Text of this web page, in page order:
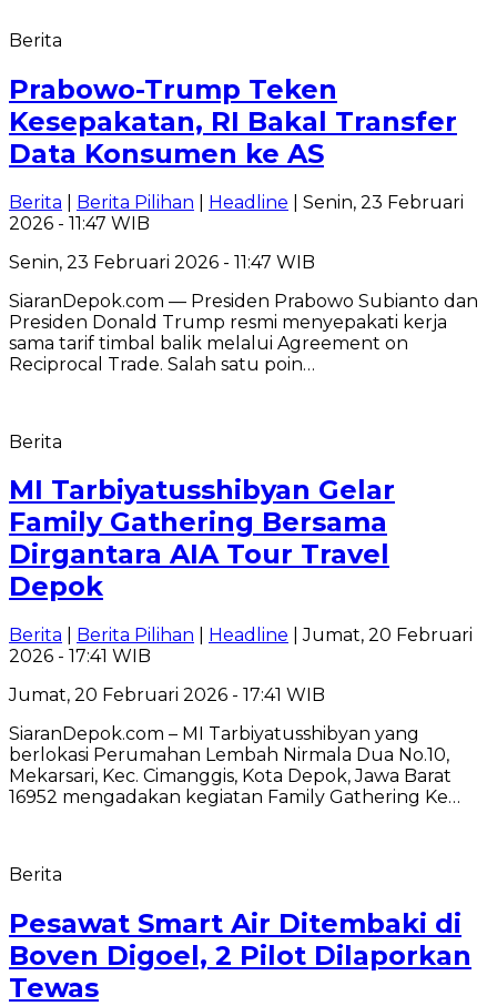
Berita
Prabowo-Trump Teken
Kesepakatan, RI Bakal Transfer
Data Konsumen ke AS
Berita Berita Pilihan Headline | Senin, 23 Februari
2026 - 11:47 WIB
Senin, 23 Februari 2026 - 11:47 WIB
SiaranDepok.com — Presiden Prabowo Subianto dan
Presiden Donald Trump resmi menyepakati kerja
sama tarif timbal balik melalui Agreement on
Reciprocal Trade. Salah satu poin…
Berita
MI Tarbiyatusshibyan Gelar
Family Gathering Bersama
Dirgantara AIA Tour Travel
Depok
Berita Berita Pilihan Headline | Jumat, 20 Februari
2026 - 17:41 WIB
Jumat, 20 Februari 2026 - 17:41 WIB
SiaranDepok.com – MI Tarbiyatusshibyan yang
berlokasi Perumahan Lembah Nirmala Dua No.10,
Mekarsari, Kec. Cimanggis, Kota Depok, Jawa Barat
16952 mengadakan kegiatan Family Gathering Ke…
Berita
Pesawat Smart Air Ditembaki di
Boven Digoel, 2 Pilot Dilaporkan
Tewas